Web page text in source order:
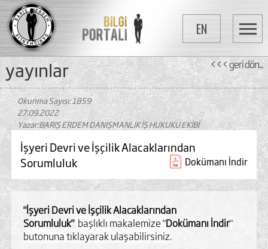
EN
yayinlar <<< geri dön...
Okunma Sayısı: 1859
27.09.2022
Yazar:BARIŞ ERDEM DANIŞMANLIK İŞ HUKUKU EKİBİ
İşyeri Devri ve İşçilik Alacaklarından
Sorumluluk
Dokümanı İndir
"İşyeri Devri ve İşçilik Alacaklarından
Sorumluluk" başlıklı makalemize "Dokümanı İndir"
butonuna tıklayarak ulaşabilirsiniz.